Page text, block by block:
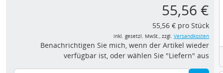
55,56 €
55,56 € pro Stück
inkl. gesetzl. MwSt., zzgl. Versandkosten
Benachrichtigen Sie mich, wenn der Artikel wieder
verfügbar ist, oder wählen Sie "Liefern" aus